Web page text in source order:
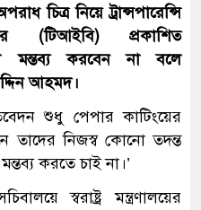
চিত্র নিয়ে ট্রান্সপারেন্সি
(টিআইবি) প্রকাশিত
মন্তব্য করবেন না বলে
আহমদ।
শুধু পেপার কাটিংয়ের
তাদের নিজস্ব কোনো তদন্ত
করতে চাই না।’
স্বরাষ্ট্র মন্ত্রণালয়ের